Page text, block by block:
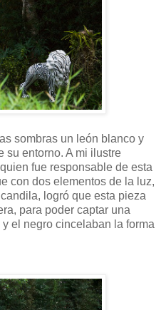
sombras un león blanco y
su entorno. A mi ilustre
fue responsable de esta
con dos elementos de la luz,
logró que esta pieza
para poder captar una
el negro cincelaban la forma